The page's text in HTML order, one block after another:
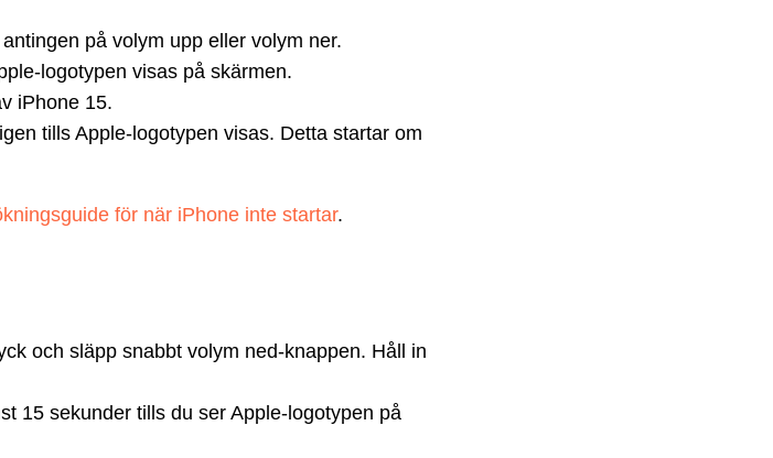
på volym upp eller volym ner.
logotypen visas på skärmen.
iPhone 15.
tills Apple-logotypen visas. Detta startar om
för när iPhone inte startar.
och släpp snabbt volym ned-knappen. Håll in
15 sekunder tills du ser Apple-logotypen på